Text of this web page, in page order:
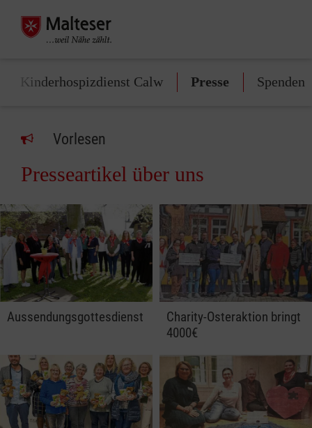
Kinderhospizdienst Calw Presse Spenden
Vorlesen
Presseartikel über uns
Aussendungsgottesdienst
Charity-Osteraktion bringt
4000€